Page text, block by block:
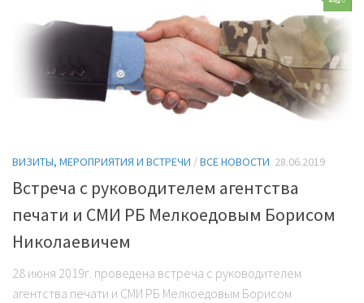
ВИЗИТЫ, МЕРОПРИЯТИЯ И ВСТРЕЧИ /ВСЕ НОВОСТИ 28.06.2019
Встреча с руководителем агентства
печати и СМИ РБ Мелкоедовым Борисом
Николаевичем
28 июня 2019г. проведена встреча с руководителем
агентства печати и СМИ РБ Мелкоедовым Борисом